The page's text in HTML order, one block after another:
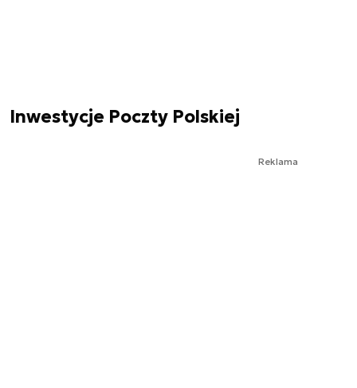
Inwestycje Poczty Polskiej
Reklama